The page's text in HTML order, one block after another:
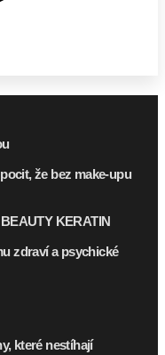
že bez make-upu
KERATIN
zdraví a psychické
které nestíhají